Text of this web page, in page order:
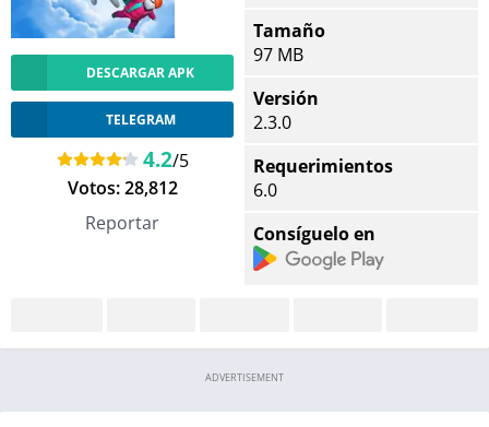
DESCARGAR APK
TELEGRAM
4.2/5
Votos:28,812
Reportar
Tamaño
97 MB
Versión
2.3.0
Requerimientos
6.0
Consíguelo en
ADVERTISEMENT